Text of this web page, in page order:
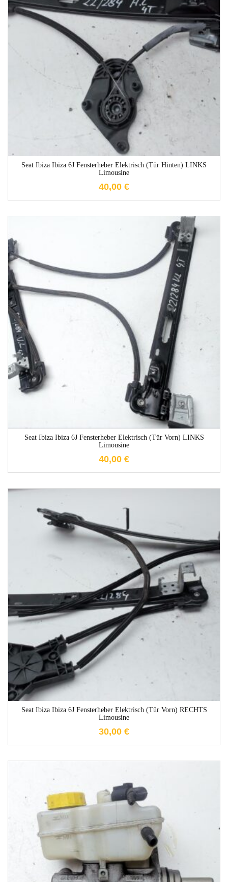
Seat Ibiza Ibiza 6J Fensterheber Elektrisch (Tür Hinten) LINKS
Limousine
40,00 €
1-3 Werktage
Seat Ibiza Ibiza 6J Fensterheber Elektrisch (Tür Vorn) LINKS
Limousine
40,00 €
1-3 Werktage
Seat Ibiza Ibiza 6J Fensterheber Elektrisch (Tür Vorn) RECHTS
Limousine
30,00 €
1-3 Werktage
1-3 Werktage